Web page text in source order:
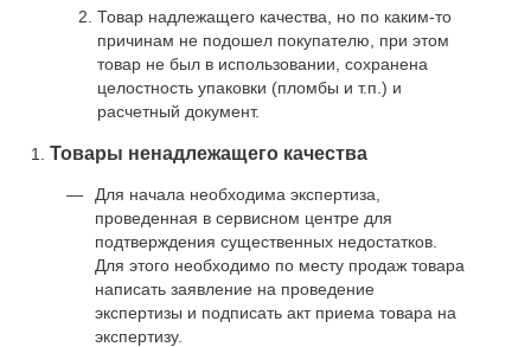
Товар надлежащего качества, но по каким-то
причинам не подошел покупателю, при этом
товар не был в использовании, сохранена
целостность упаковки (пломбы и т.п.) и
расчетный документ.
Товары ненадлежащего качества
Для начала необходима экспертиза,
проведенная в сервисном центре для
подтверждения существенных недостатков.
Для этого необходимо по месту продаж товара
написать заявление на проведение
экспертизы и подписать акт приема товара на
экспертизу.